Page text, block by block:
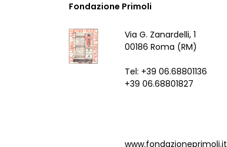
Fondazione Primoli
Via G. Zanardelli, 1
00186 Roma (RM)
Tel: +39 06.68801136
+39 06.68801827
www.fondazioneprimoli.it